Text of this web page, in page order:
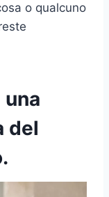
o qualcuno
del